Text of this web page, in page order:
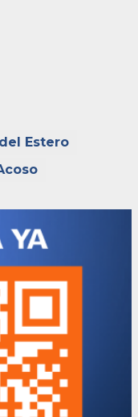
Estero